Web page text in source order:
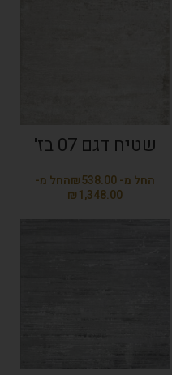
שטיח דגם 07 בז'
₪
₪